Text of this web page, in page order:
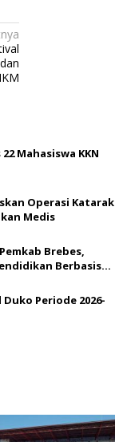
Mahasiswa KKN
Operasi Katarak
Medis
Brebes,
Berbasis
Periode 2026-